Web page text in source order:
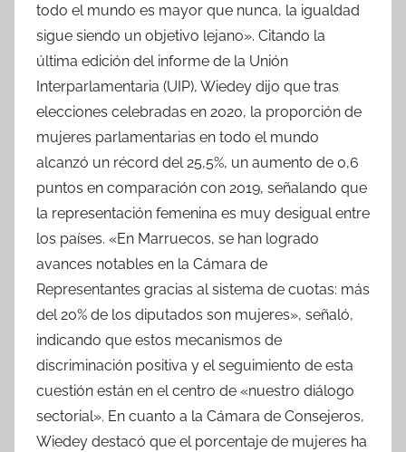
todo el mundo es mayor que nunca, la igualdad
sigue siendo un objetivo lejano». Citando la
última edición del informe de la Unión
Interparlamentaria (UIP), Wiedey dijo que tras
elecciones celebradas en 2020, la proporción de
mujeres parlamentarias en todo el mundo
alcanzó un récord del 25,5%, un aumento de 0,6
puntos en comparación con 2019, señalando que
la representación femenina es muy desigual entre
los países. «En Marruecos, se han logrado
avances notables en la Cámara de
Representantes gracias al sistema de cuotas: más
del 20% de los diputados son mujeres», señaló,
indicando que estos mecanismos de
discriminación positiva y el seguimiento de esta
cuestión están en el centro de «nuestro diálogo
sectorial». En cuanto a la Cámara de Consejeros,
Wiedey destacó que el porcentaje de mujeres ha